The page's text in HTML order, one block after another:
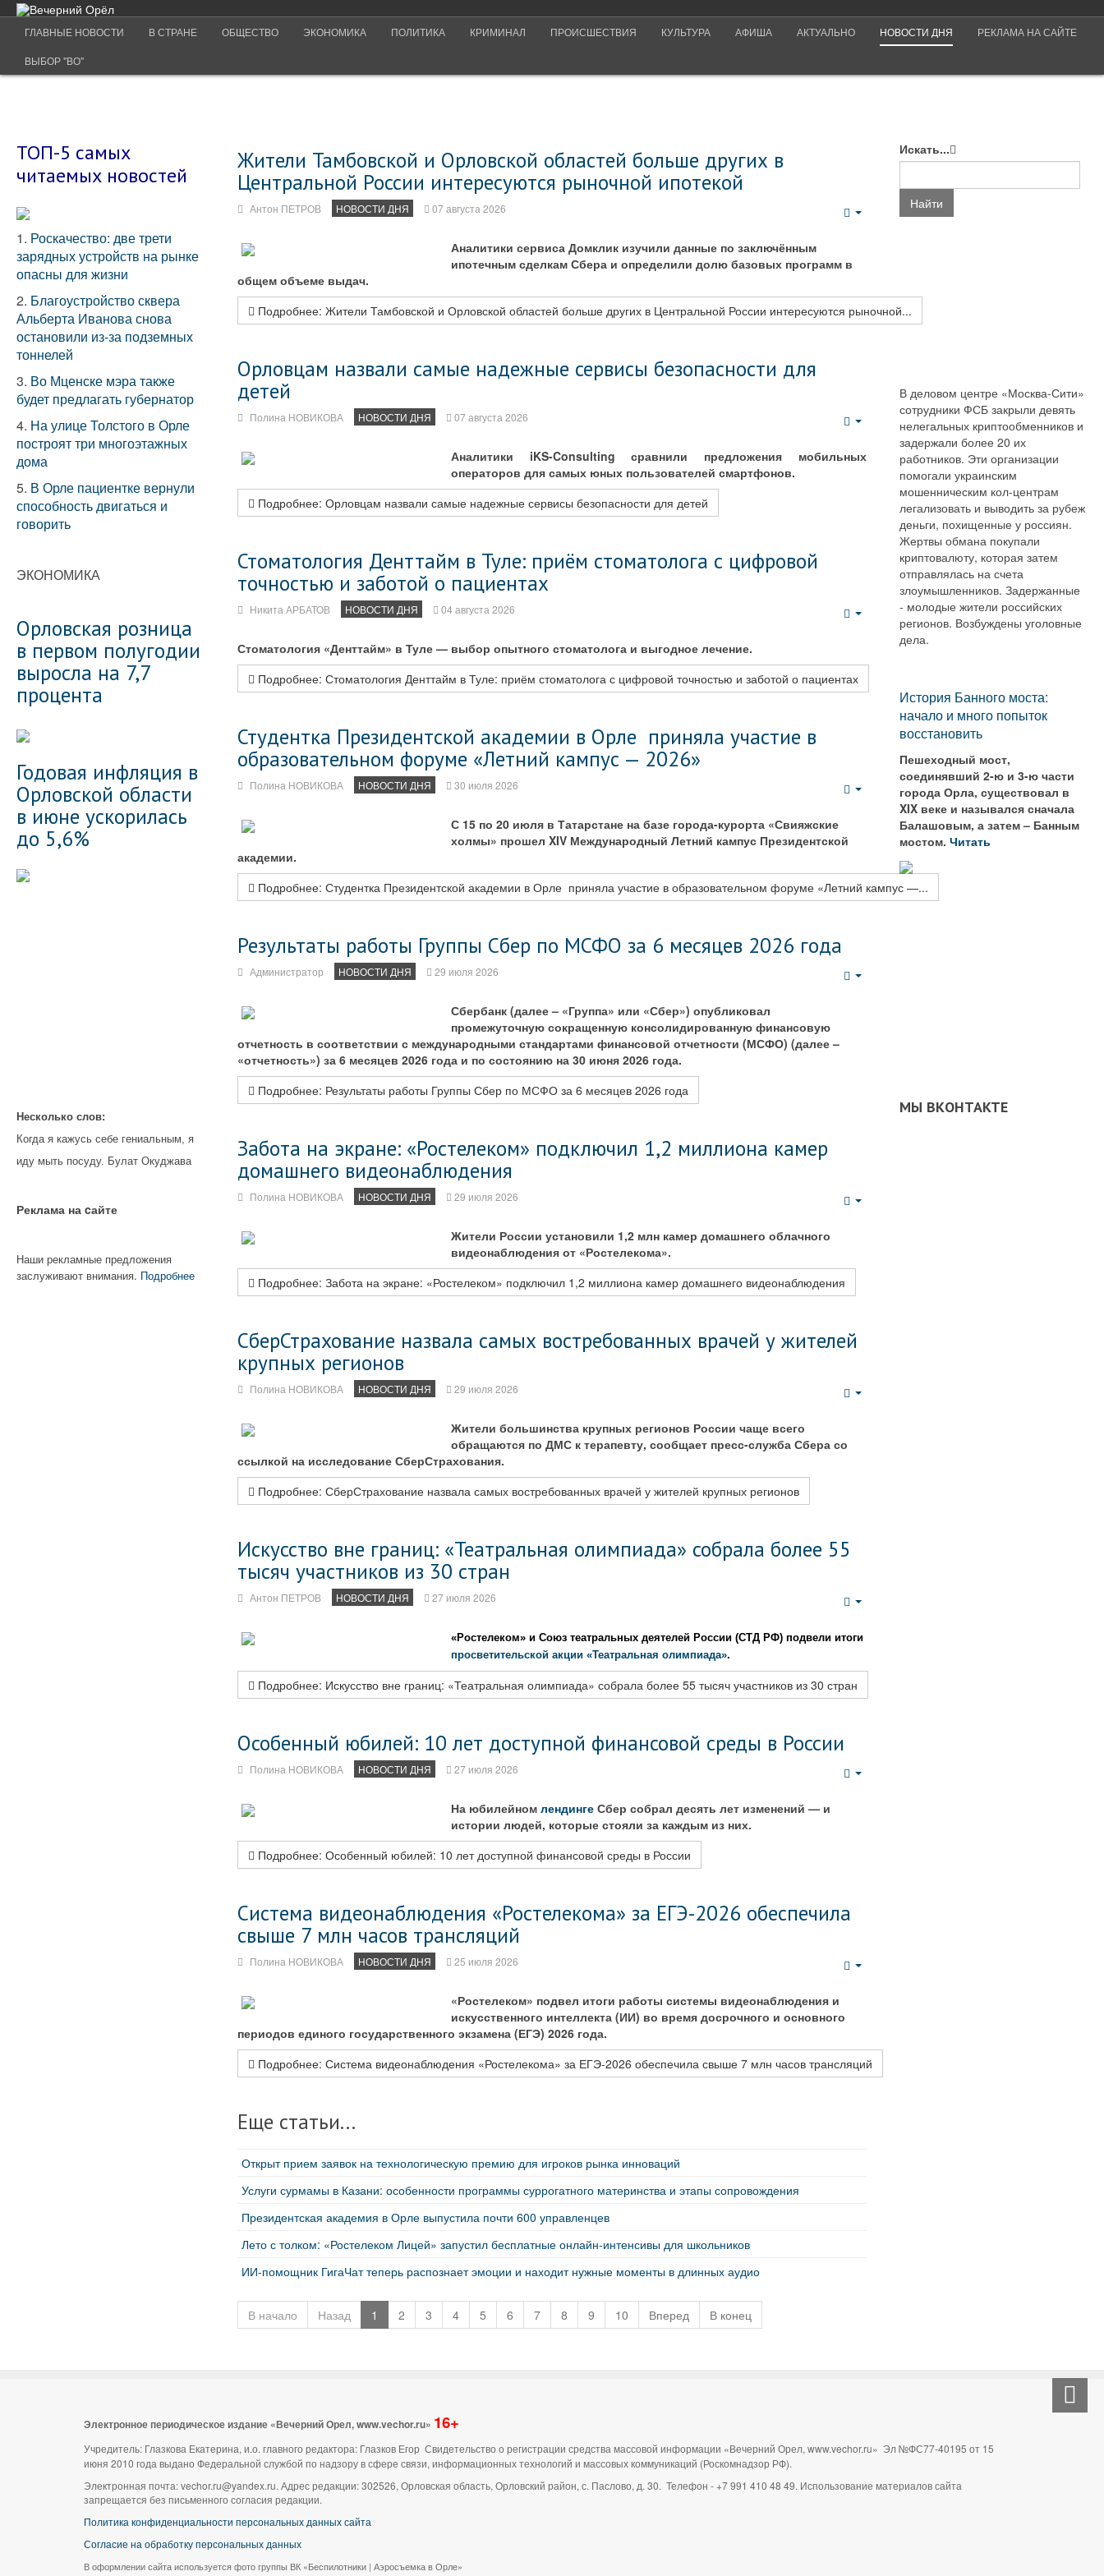
ГЛАВНЫЕ НОВОСТИ В СТРАНЕ ОБЩЕСТВО ЭКОНОМИКА ПОЛИТИКА КРИМИНАЛ ПРОИСШЕСТВИЯ КУЛЬТУРА АФИША АКТУАЛЬНО НОВОСТИ ДНЯ РЕКЛАМА НА САЙТЕ
ВЫБОР "ВО"
Жители Тамбовской и Орловской областей больше других в
Центральной России интересуются рыночной ипотекой
Антон ПЕТРОВ НОВОСТИ ДНЯ 07 августа 2026
Аналитики сервиса Домклик изучили данные по заключённым
ипотечным сделкам Сбера и определили долю базовых программ в
общем объеме выдач.
Подробнее: Жители Тамбовской и Орловской областей больше других в Центральной России интересуются рыночной...
Орловцам назвали самые надежные сервисы безопасности для
детей
Полина НОВИКОВА НОВОСТИ ДНЯ 07 августа 2026
Аналитики iKS-Consulting сравнили предложения мобильных
операторов для самых юных пользователей смартфонов.
Подробнее: Орловцам назвали самые надежные сервисы безопасности для детей
Стоматология Денттайм в Туле: приём стоматолога с цифровой
точностью и заботой о пациентах
Никита АРБАТОВ НОВОСТИ ДНЯ 04 августа 2026
Стоматология «Денттайм» в Туле — выбор опытного стоматолога и выгодное лечение.
Подробнее: Стоматология Денттайм в Туле: приём стоматолога с цифровой точностью и заботой о пациентах
Студентка Президентской академии в Орле приняла участие в
образовательном форуме «Летний кампус — 2026»
Полина НОВИКОВА НОВОСТИ ДНЯ 30 июля 2026
С 15 по 20 июля в Татарстане на базе города-курорта «Свияжские
холмы» прошел XIV Международный Летний кампус Президентской
академии.
Подробнее: Студентка Президентской академии в Орле приняла участие в образовательном форуме «Летний кампус —...
Результаты работы Группы Сбер по МСФО за 6 месяцев 2026 года
Администратор НОВОСТИ ДНЯ 29 июля 2026
Сбербанк (далее – «Группа» или «Сбер») опубликовал
промежуточную сокращенную консолидированную финансовую
отчетность в соответствии с международными стандартами финансовой отчетности (МСФО) (далее –
«отчетность») за 6 месяцев 2026 года и по состоянию на 30 июня 2026 года.
Подробнее: Результаты работы Группы Сбер по МСФО за 6 месяцев 2026 года
Забота на экране: «Ростелеком» подключил 1,2 миллиона камер
домашнего видеонаблюдения
Полина НОВИКОВА НОВОСТИ ДНЯ 29 июля 2026
Жители России установили 1,2 млн камер домашнего облачного
видеонаблюдения от «Ростелекома».
Подробнее: Забота на экране: «Ростелеком» подключил 1,2 миллиона камер домашнего видеонаблюдения
СберСтрахование назвала самых востребованных врачей у жителей
крупных регионов
Полина НОВИКОВА НОВОСТИ ДНЯ 29 июля 2026
Жители большинства крупных регионов России чаще всего
обращаются по ДМС к терапевту, сообщает пресс-служба Сбера со
ссылкой на исследование СберСтрахования.
Подробнее: СберСтрахование назвала самых востребованных врачей у жителей крупных регионов
Искусство вне границ: «Театральная олимпиада» собрала более 55
тысяч участников из 30 стран
Антон ПЕТРОВ НОВОСТИ ДНЯ 27 июля 2026
«Ростелеком» и Союз театральных деятелей России (СТД РФ) подвели итоги
просветительской акции «Театральная олимпиада».
Подробнее: Искусство вне границ: «Театральная олимпиада» собрала более 55 тысяч участников из 30 стран
Особенный юбилей: 10 лет доступной финансовой среды в России
Полина НОВИКОВА НОВОСТИ ДНЯ 27 июля 2026
На юбилейном лендингеСбер собрал десять лет изменений — и
истории людей, которые стояли за каждым из них.
Подробнее: Особенный юбилей: 10 лет доступной финансовой среды в России
Система видеонаблюдения «Ростелекома» за ЕГЭ-2026 обеспечила
свыше 7 млн часов трансляций
Полина НОВИКОВА НОВОСТИ ДНЯ 25 июля 2026
«Ростелеком» подвел итоги работы системы видеонаблюдения и
искусственного интеллекта (ИИ) во время досрочного и основного
периодов единого государственного экзамена (ЕГЭ) 2026 года.
Подробнее: Система видеонаблюдения «Ростелекома» за ЕГЭ-2026 обеспечила свыше 7 млн часов трансляций
Еще статьи...
Открыт прием заявок на технологическую премию для игроков рынка инноваций
Услуги сурмамы в Казани: особенности программы суррогатного материнства и этапы сопровождения
Президентская академия в Орле выпустила почти 600 управленцев
Лето с толком: «Ростелеком Лицей» запустил бесплатные онлайн-интенсивы для школьников
ИИ-помощник ГигаЧат теперь распознает эмоции и находит нужные моменты в длинных аудио
В начало Назад 1 2 3 4 5 6 7 8 9 10 Вперед В конец
ТОП-5 самых
читаемых новостей
1. Роскачество: две трети
зарядных устройств на рынке
опасны для жизни
2. Благоустройство сквера
Альберта Иванова снова
остановили из-за подземных
тоннелей
3. Во Мценске мэра также
будет предлагать губернатор
4. На улице Толстого в Орле
построят три многоэтажных
дома
5. В Орле пациентке вернули
способность двигаться и
говорить
ЭКОНОМИКА
Орловская розница
в первом полугодии
выросла на 7,7
процента
Годовая инфляция в
Орловской области
в июне ускорилась
до 5,6%
Несколько слов:
Когда я кажусь себе гениальным, я
иду мыть посуду. Булат Окуджава
Реклама на cайте
Наши рекламные предложения
заслуживают внимания. Подробнее
Искать...
Найти
В деловом центре «Москва-Сити»
сотрудники ФСБ закрыли девять
нелегальных криптообменников и
задержали более 20 их
работников. Эти организации
помогали украинским
мошенническим кол-центрам
легализовать и выводить за рубеж
деньги, похищенные у россиян.
Жертвы обмана покупали
криптовалюту, которая затем
отправлялась на счета
злоумышленников. Задержанные
- молодые жители российских
регионов. Возбуждены уголовные
дела.
История Банного моста:
начало и много попыток
восстановить
Пешеходный мост,
соединявший 2-ю и 3-ю части
города Орла, существовал в
XIX веке и назывался сначала
Балашовым, а затем – Банным
мостом.Читать
МЫ ВКОНТАКТЕ
Электронное периодическое издание «Вечерний Орел, www.vechor.ru» 16+
Учредитель: Глазкова Екатерина, и.о. главного редактора: Глазков Егор Свидетельство о регистрации средства массовой информации «Вечерний Орел, www.vechor.ru» Эл №ФС77-40195 от 15
июня 2010 года выдано Федеральной службой по надзору в сфере связи, информационных технологий и массовых коммуникаций (Роскомнадзор РФ).
Электронная почта: vechor.ru@yandex.ru. Адрес редакции: 302526, Орловская область, Орловский район, с. Паслово, д. 30. Телефон - +7 991 410 48 49. Использование материалов сайта
запрещается без письменного согласия редакции.
Политика конфиденциальности персональных данных сайта
Согласие на обработку персональных данных
В оформлении сайта используется фото группы ВК «Беспилотники | Аэросъемка в Орле»